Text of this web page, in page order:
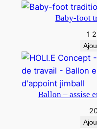
Baby-foot
1
Ballon – assise